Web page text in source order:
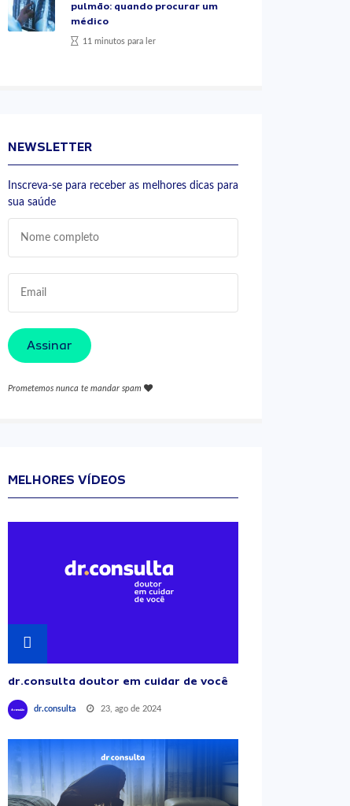
pulmão: quando procurar um
médico
11 minutos para ler
NEWSLETTER
Inscreva-se para receber as melhores dicas para
sua saúde
Assinar
Prometemos nunca te mandar spam
MELHORES VÍDEOS
dr.consulta doutor em cuidar de você
dr.consulta 23, ago de 2024